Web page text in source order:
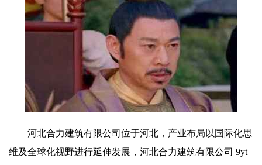
河北合力建筑有限公司位于河北，产业布局以国际化思
维及全球化视野进行延伸发展，河北合力建筑有限公司 9yt